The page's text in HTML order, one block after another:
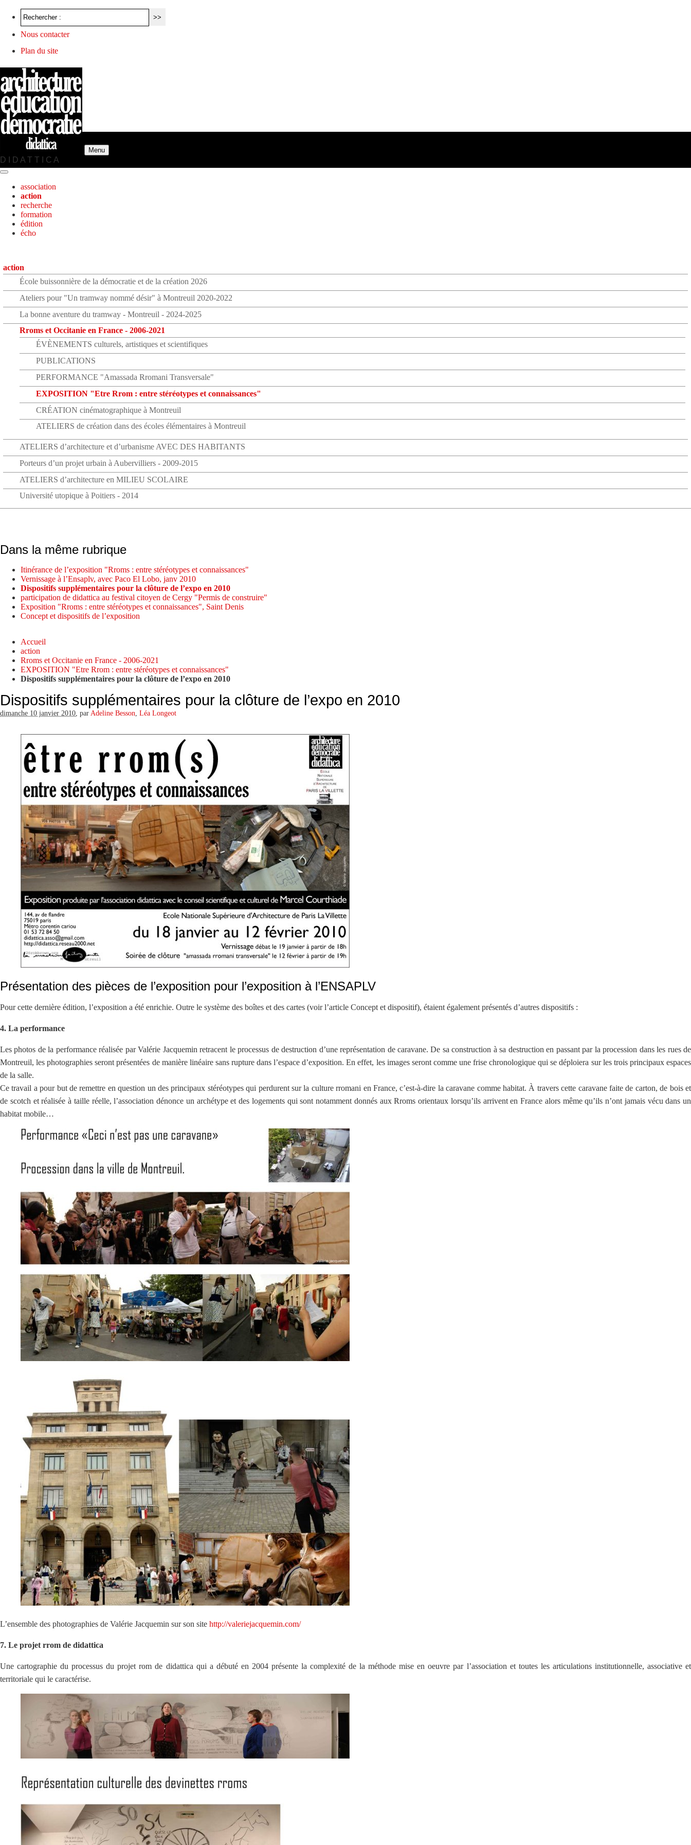
Nous contacter
Plan du site
Menu
D I D A T T I C A
association
action
recherche
formation
édition
écho
action
École buissonnière de la démocratie et de la création 2026
Ateliers pour "Un tramway nommé désir" à Montreuil 2020-2022
La bonne aventure du tramway - Montreuil - 2024-2025
Rroms et Occitanie en France - 2006-2021
ÉVÈNEMENTS culturels, artistiques et scientifiques
PUBLICATIONS
PERFORMANCE "Amassada Rromani Transversale"
EXPOSITION "Etre Rrom : entre stéréotypes et connaissances"
CRÉATION cinématographique à Montreuil
ATELIERS de création dans des écoles élémentaires à Montreuil
ATELIERS d’architecture et d’urbanisme AVEC DES HABITANTS
Porteurs d’un projet urbain à Aubervilliers - 2009-2015
ATELIERS d’architecture en MILIEU SCOLAIRE
Université utopique à Poitiers - 2014
Dans la même rubrique
Itinérance de l’exposition "Rroms : entre stéréotypes et connaissances"
Vernissage à l’Ensaplv, avec Paco El Lobo, janv 2010
Dispositifs supplémentaires pour la clôture de l’expo en 2010
participation de didattica au festival citoyen de Cergy "Permis de construire"
Exposition "Rroms : entre stéréotypes et connaissances", Saint Denis
Concept et dispositifs de l’exposition
Accueil
action
Rroms et Occitanie en France - 2006-2021
EXPOSITION "Etre Rrom : entre stéréotypes et connaissances"
Dispositifs supplémentaires pour la clôture de l’expo en 2010
Dispositifs supplémentaires pour la clôture de l’expo en 2010
dimanche 10 janvier 2010 par Adeline Besson Léa Longeot
Présentation des pièces de l’exposition pour l’exposition à l’ENSAPLV
Pour cette dernière édition, l’exposition a été enrichie. Outre le système des boîtes et des cartes (voir l’article Concept et dispositif), étaient également présentés d’autres dispositifs :
4. La performance
Les photos de la performance réalisée par Valérie Jacquemin retracent le processus de destruction d’une représentation de caravane. De sa construction à sa destruction en passant par la procession dans les rues de
Montreuil, les photographies seront présentées de manière linéaire sans rupture dans l’espace d’exposition. En effet, les images seront comme une frise chronologique qui se déploiera sur les trois principaux espaces
de la salle.
Ce travail a pour but de remettre en question un des principaux stéréotypes qui perdurent sur la culture rromani en France, c’est-à-dire la caravane comme habitat. À travers cette caravane faite de carton, de bois et
de scotch et réalisée à taille réelle, l’association dénonce un archétype et des logements qui sont notamment donnés aux Rroms orientaux lorsqu’ils arrivent en France alors même qu’ils n’ont jamais vécu dans un
habitat mobile…
L’ensemble des photographies de Valérie Jacquemin sur son site http://valeriejacquemin.com/
7. Le projet rrom de didattica
Une cartographie du processus du projet rom de didattica qui a débuté en 2004 présente la complexité de la méthode mise en oeuvre par l’association et toutes les articulations institutionnelle, associative et
territoriale qui le caractérise.